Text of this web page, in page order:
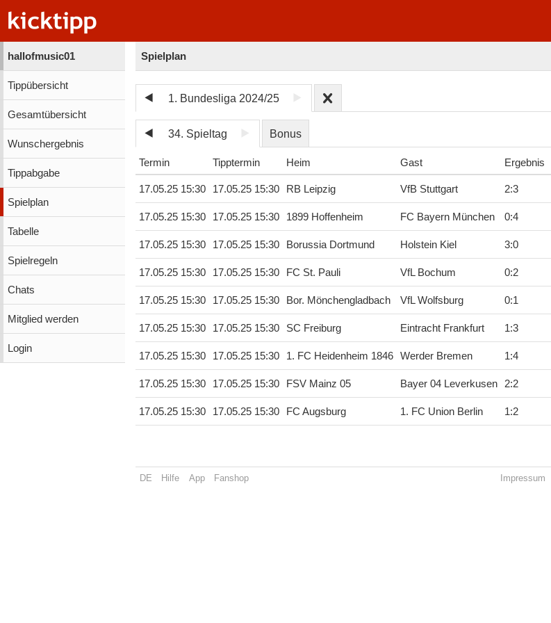
hallofmusic01
Tippübersicht
Gesamtübersicht
Wunschergebnis
Tippabgabe
Spielplan
Tabelle
Spielregeln
Chats
Mitglied werden
Login
Spielplan
1. Bundesliga 2024/25
34. Spieltag Bonus
Termin Tipptermin Heim Gast Ergebnis
17.05.25 15:30 17.05.25 15:30 RB Leipzig VfB Stuttgart 2:3
17.05.25 15:30 17.05.25 15:30 1899 Hoffenheim FC Bayern München 0:4
17.05.25 15:30 17.05.25 15:30 Borussia Dortmund Holstein Kiel 3:0
17.05.25 15:30 17.05.25 15:30 FC St. Pauli VfL Bochum 0:2
17.05.25 15:30 17.05.25 15:30 Bor. Mönchengladbach VfL Wolfsburg 0:1
17.05.25 15:30 17.05.25 15:30 SC Freiburg Eintracht Frankfurt 1:3
17.05.25 15:30 17.05.25 15:30 1. FC Heidenheim 1846 Werder Bremen 1:4
17.05.25 15:30 17.05.25 15:30 FSV Mainz 05 Bayer 04 Leverkusen 2:2
17.05.25 15:30 17.05.25 15:30 FC Augsburg 1. FC Union Berlin 1:2
DE Hilfe App Fanshop Impressum